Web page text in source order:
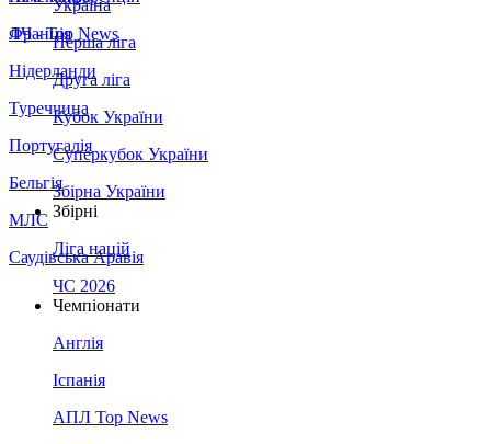
Франція
Нідерланди
Туреччина
Португалія
Бельгія
МЛС
Саудівська Аравія
ЛЧ - Top News
Україна
Перша ліга
Друга ліга
Кубок України
Суперкубок України
Збірна України
Збірні
Ліга націй
ЧС 2026
Чемпіонати
Англія
Іспанія
АПЛ Top News